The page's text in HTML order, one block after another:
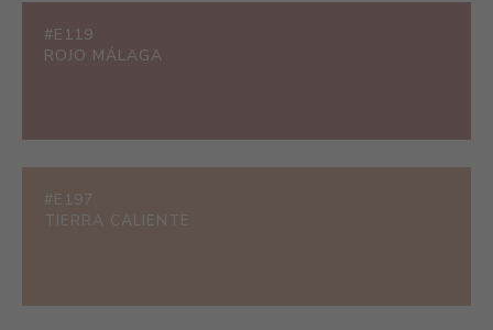
#E119
ROJO MÁLAGA
#E197
TIERRA CALIENTE